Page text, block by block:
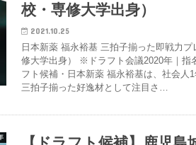
校・専修大学出身）
2021.10.25
日本新薬 福永裕基 三拍子揃った即戦力
修大学出身） ※ドラフト会議2020年｜指
フト候補・日本新薬 福永裕基は、社会人
三拍子揃った好逸材として注目さ…